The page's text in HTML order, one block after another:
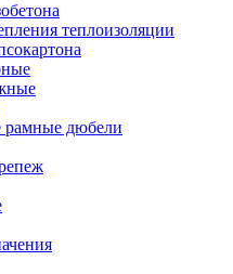
теплоизоляции
рамные дюбели